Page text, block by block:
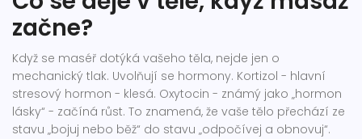
začne?
Když se maséř dotýká vašeho těla, nejde jen o
mechanický tlak. Uvolňují se hormony. Kortizol - hlavní
stresový hormon - klesá. Oxytocin - známý jako „hormon
lásky“ - začíná růst. To znamená, že vaše tělo přechází ze
stavu „bojuj nebo běž“ do stavu „odpočívej a obnovuj“.